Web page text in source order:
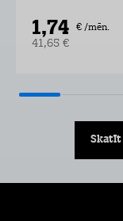
1,74 € /mēn.
41,65 €
Skatīt